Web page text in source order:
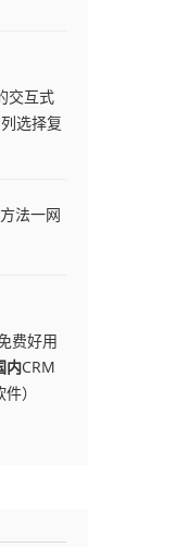
交互式
选择复
法一网
费好用
内CRM
）